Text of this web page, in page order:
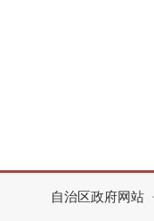
自治区政府网站